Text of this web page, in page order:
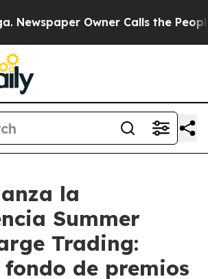
Owner Calls the People
la
Summer
Trading:
fondo de premios